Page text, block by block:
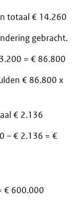
totaal € 14.260
gebracht.
= € 86.800
€ 86.800 x
€ 2.136
– € 2.136 = €
€ 600.000